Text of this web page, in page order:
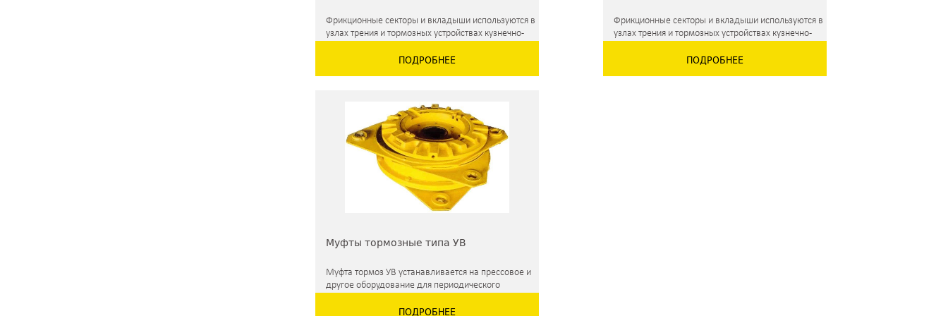
Фрикционные секторы и вкладыши используются в
узлах трения и тормозных устройствах кузнечно-
машин и механизмов. Отличаются высокой
продукции используются современные
фрикционные материалы, отличающиеся высокой
твердостью, устойчивые к трению и тепловым
ударам.Возможно изготовление фрикционных
вкладышей и секторов любых размеров и толщин
ПОДРОБНЕЕ
Фрикционные секторы и вкладыши используются в
узлах трения и тормозных устройствах кузнечно-
машин и механизмовПОДРОБНЕЕ
Муфты тормозные типа УВ
Муфта тормоз УВ устанавливается на прессовое и
другое оборудование для периодического
ведомыми, а также для постоянного торможения
ПОДРОБНЕЕ